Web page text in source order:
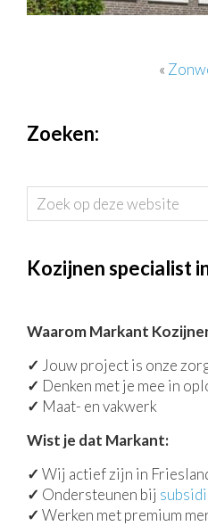
«
Zoeken:
Zoek
op
website
Kozijnen specialist
Waarom Markant
✓ Jouw project is onze
✓ Denken met je mee in
✓ Maat- en vakwerk
Wist je dat Markant:
✓ Wij actief zijn in
✓ Ondersteunen bij
✓ Werken met premium